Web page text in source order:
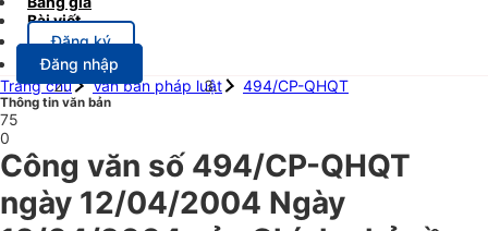
Bài viết
Đăng ký
Đăng nhập
Trang chủ
Văn bản pháp luật 494/CP-QHQT
Thông tin văn bản
75
0
Công văn số 494/CP-QHQT
ngày 12/04/2004 Ngày